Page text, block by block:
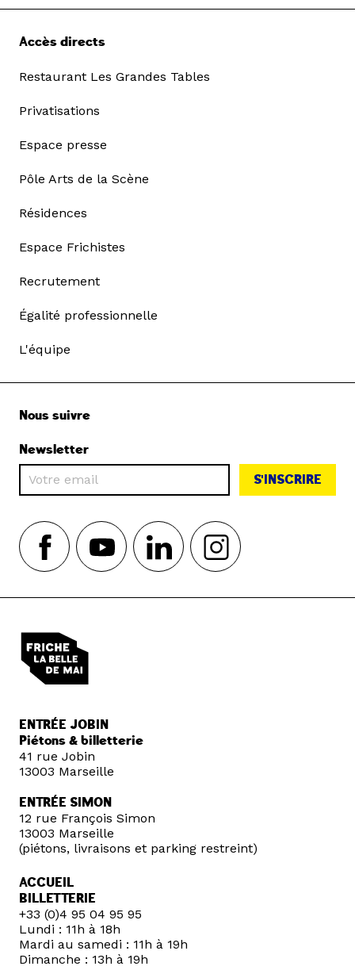
Accès directs
Restaurant Les Grandes Tables
Privatisations
Espace presse
Pôle Arts de la Scène
Résidences
Espace Frichistes
Recrutement
Égalité professionnelle
L'équipe
Nous suivre
Newsletter
S'INSCRIRE
ENTRÉE JOBIN
Piétons & billetterie
41 rue Jobin
13003 Marseille
ENTRÉE SIMON
12 rue François Simon
13003 Marseille
(piétons, livraisons et parking restreint)
ACCUEIL
BILLETTERIE
+33 (0)4 95 04 95 95
Lundi : 11h à 18h
Mardi au samedi : 11h à 19h
Dimanche : 13h à 19h